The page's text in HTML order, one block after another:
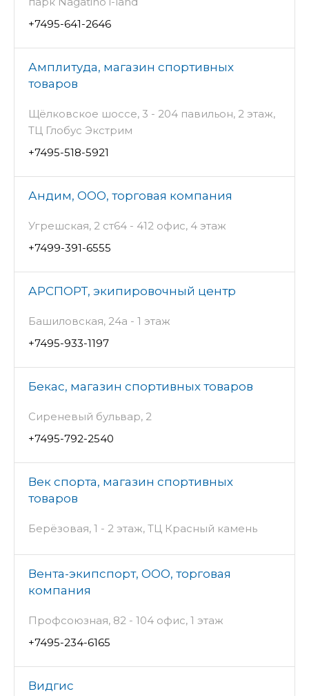
+7495-641-2646
Амплитуда, магазин спортивных
товаров
Щёлковское шоссе, 3 - 204 павильон, 2 этаж,
ТЦ Глобус Экстрим
+7495-518-5921
Андим, ООО, торговая компания
Угрешская, 2 ст64 - 412 офис, 4 этаж
+7499-391-6555
АРСПОРТ, экипировочный центр
Башиловская, 24а - 1 этаж
+7495-933-1197
Бекас, магазин спортивных товаров
Сиреневый бульвар, 2
+7495-792-2540
Век спорта, магазин спортивных
товаров
Берёзовая, 1 - 2 этаж, ТЦ Красный камень
Вента-экипспорт, ООО, торговая
компания
Профсоюзная, 82 - 104 офис, 1 этаж
+7495-234-6165
Видгис